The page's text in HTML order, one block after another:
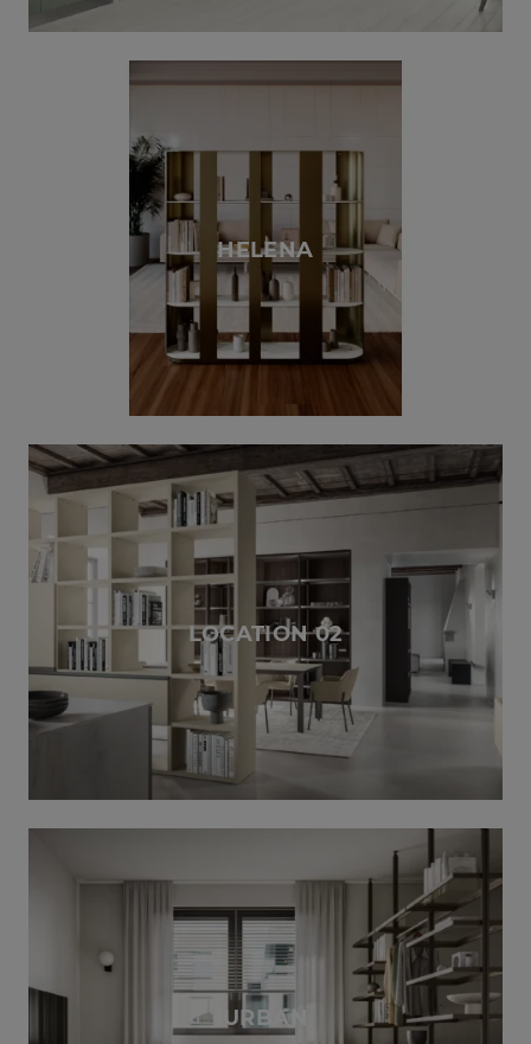
HELENA
LOCATION 02
URBAN